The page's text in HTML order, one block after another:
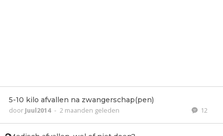
5-10 kilo afvallen na zwangerschap(pen)
door Juul2014 - 2 maanden geleden 12